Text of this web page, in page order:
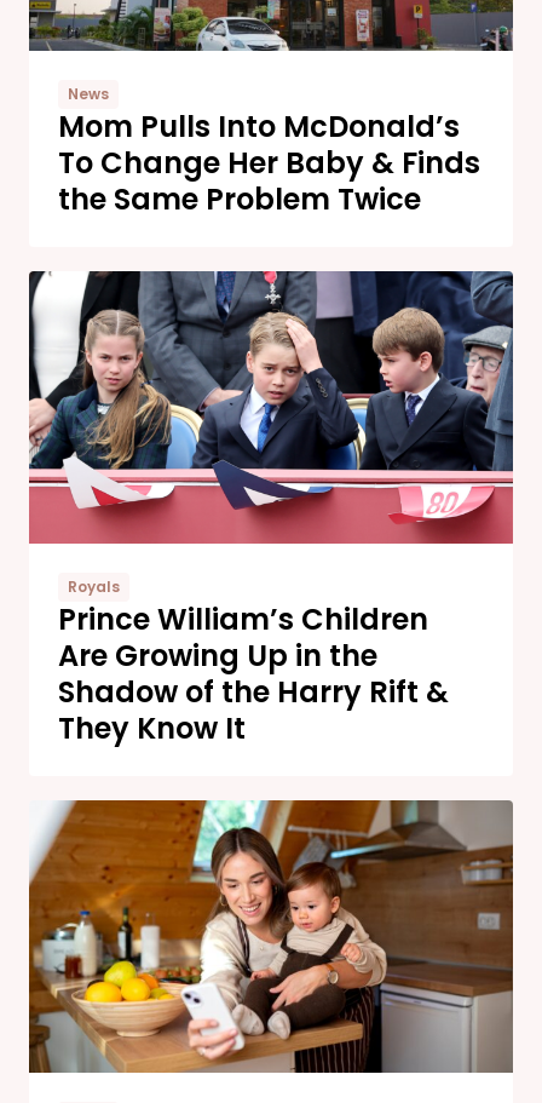
News
Mom Pulls Into McDonald’s
To Change Her Baby & Finds
the Same Problem Twice
Royals
Prince William’s Children
Are Growing Up in the
Shadow of the Harry Rift &
They Know It